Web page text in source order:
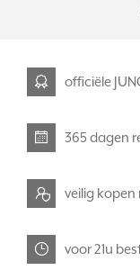
officiële
365 dagen
veilig
voor 21u